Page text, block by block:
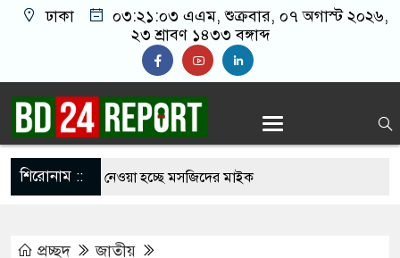
ঢাকা ০৩:২১:০৪ এএম, শুক্রবার, ০৭ অগাস্ট ২০২৬,
২৩ শ্রাবণ ১৪৩৩ বঙ্গাব্দ
শিরোনাম ::
বন্ধে খুলে নেওয়া হচ্ছে মসজিদের মাইক
আমাদের মিত্র, অচিরেই আমাদের সঙ্গে মিশে যাবে:
প্রচ্ছদ
জাতীয়